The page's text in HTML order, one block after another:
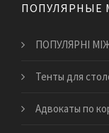
ПОПУЛЯРНЫЕ
ПОПУЛЯРНІ
Тенты для
Адвокаты по